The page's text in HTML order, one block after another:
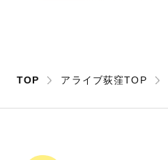
TOP アライブ荻窪TOP